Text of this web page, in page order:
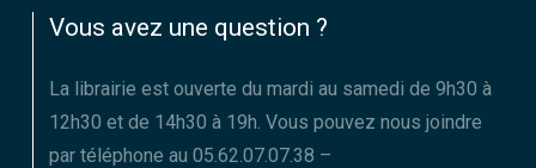
Vous avez une question ?
La librairie est ouverte du mardi au samedi de 9h30 à
12h30 et de 14h30 à 19h. Vous pouvez nous joindre
par téléphone au 05.62.07.07.38 –